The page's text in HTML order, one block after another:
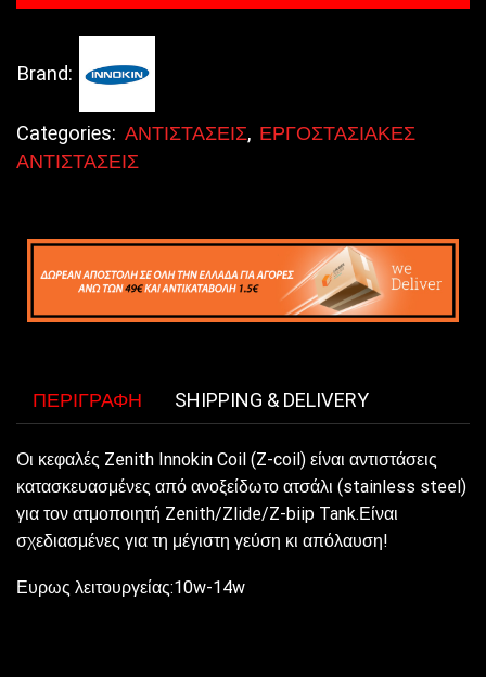
Brand:
Categories: ΑΝΤΙΣΤΑΣΕΙΣ, ΕΡΓΟΣΤΑΣΙΑΚΕΣ
ΑΝΤΙΣΤΑΣΕΙΣ
ΠΕΡΙΓΡΑΦΉ SHIPPING & DELIVERY
Οι κεφαλές Zenith Innokin Coil (Z-coil) είναι αντιστάσεις
κατασκευασμένες από ανοξείδωτο ατσάλι (stainless steel)
για τον ατμοποιητή Zenith/Zlide/Z-biip Tank.Είναι
σχεδιασμένες για τη μέγιστη γεύση κι απόλαυση!
Ευρως λειτουργείας:10w-14w